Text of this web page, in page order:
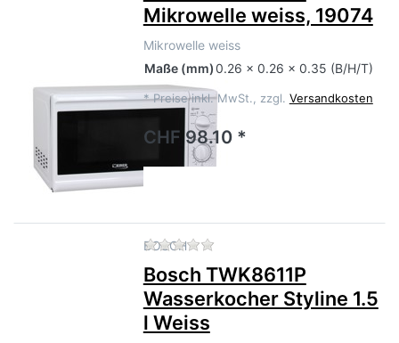
Mikrowelle weiss, 19074
Mikrowelle weiss
Maße (mm)0.26 x 0.26 x 0.35 (B/H/T)
* Preise inkl. MwSt., zzgl. Versandkosten
CHF 98.10 *
BOSCH Zu diesem Produkt liegen
Bosch TWK8611P
Wasserkocher Styline 1.5
l Weiss